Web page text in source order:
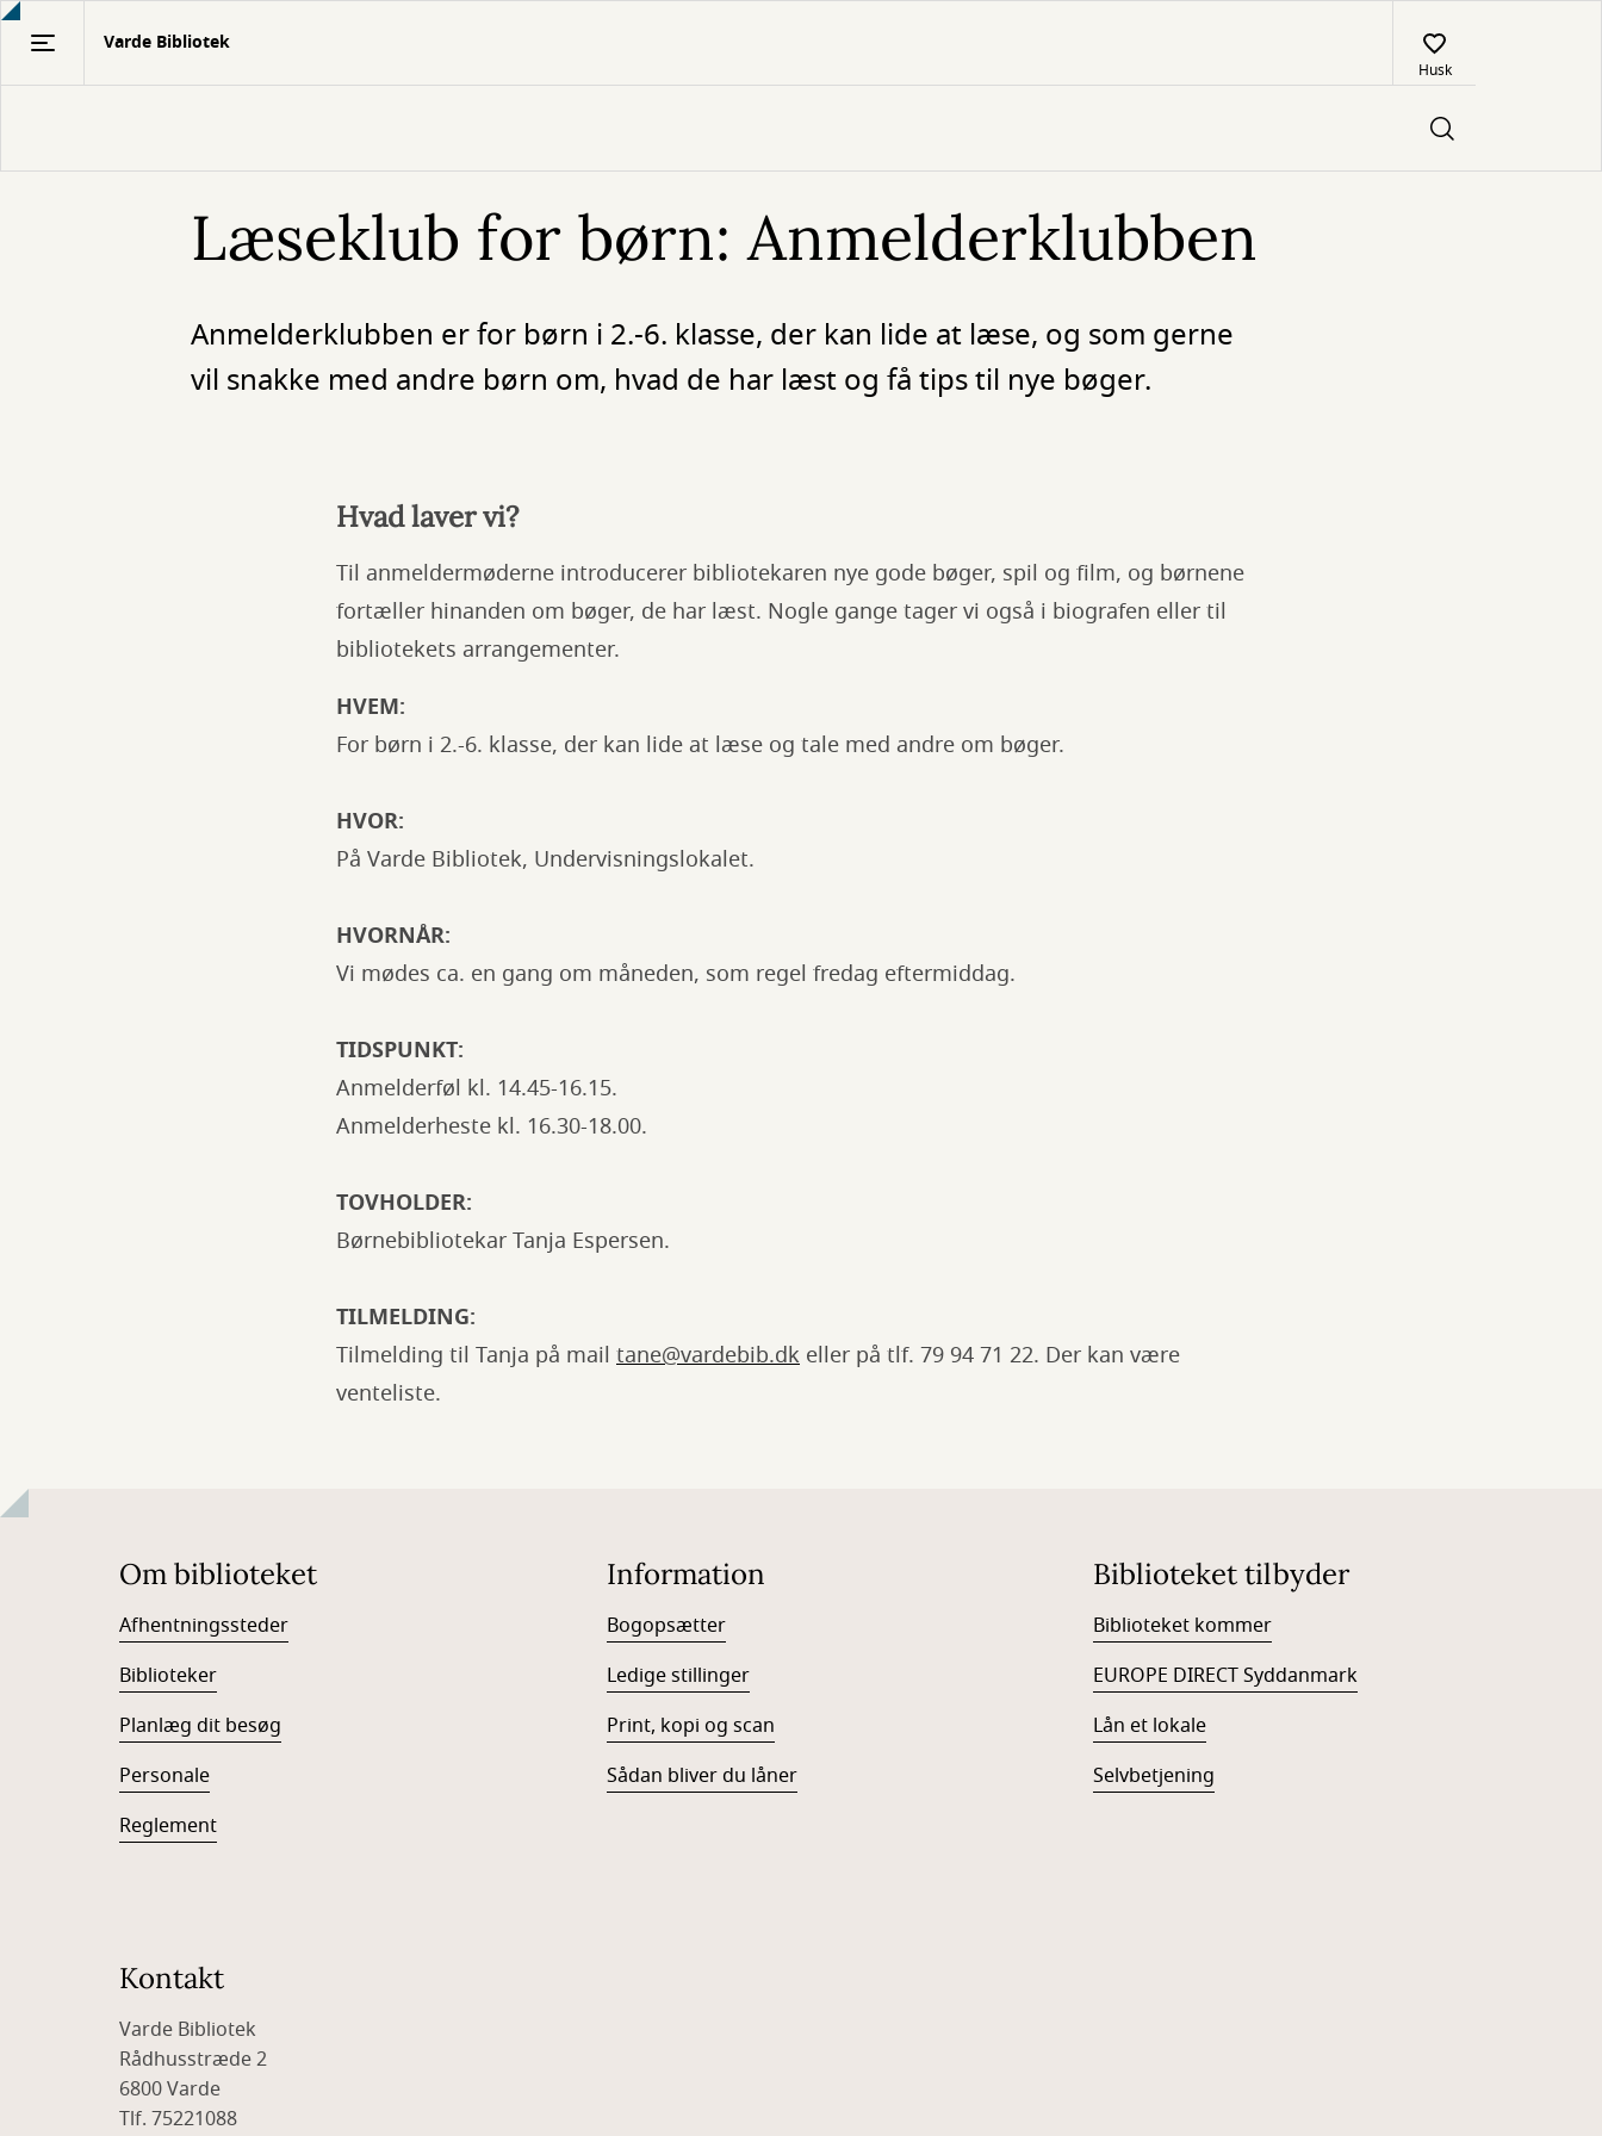
Gå
Varde Bibliotek
Husk
Læseklub for børn: Anmelderklubben
Anmelderklubben er for børn i 2.-6. klasse, der kan lide at læse, og som gerne
vil snakke med andre børn om, hvad de har læst og få tips til nye bøger.
Hvad laver vi?
Til anmeldermøderne introducerer bibliotekaren nye gode bøger, spil og film, og børnene
fortæller hinanden om bøger, de har læst. Nogle gange tager vi også i biografen eller til
bibliotekets arrangementer.
HVEM:
For børn i 2.-6. klasse, der kan lide at læse og tale med andre om bøger.
HVOR:
På Varde Bibliotek, Undervisningslokalet.
HVORNÅR:
Vi mødes ca. en gang om måneden, som regel fredag eftermiddag.
TIDSPUNKT:
Anmelderføl kl. 14.45-16.15.
Anmelderheste kl. 16.30-18.00.
TOVHOLDER:
Børnebibliotekar Tanja Espersen.
TILMELDING:
Tilmelding til Tanja på mail tane@vardebib.dk eller på tlf. 79 94 71 22. Der kan være
venteliste.
Om biblioteket
Afhentningssteder
Biblioteker
Planlæg dit besøg
Personale
Reglement
Information
Bogopsætter
Ledige stillinger
Print, kopi og scan
Sådan bliver du låner
Biblioteket tilbyder
Biblioteket kommer
EUROPE DIRECT Syddanmark
Lån et lokale
Selvbetjening
Kontakt
Varde Bibliotek
Rådhusstræde 2
6800 Varde
Tlf. 75221088